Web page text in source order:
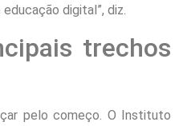
digital”, diz.
trechos
pelo começo. O Instituto